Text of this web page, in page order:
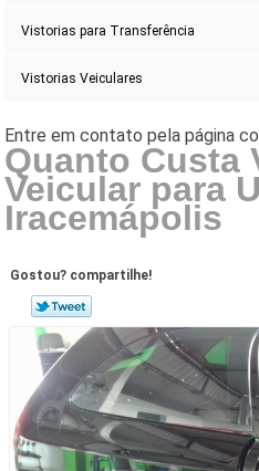
Vistorias para Transferência
Vistorias Veiculares
Quanto Custa
Veicular para
Iracemápolis
Gostou? compartilhe!